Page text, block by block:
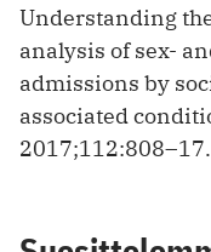
Understanding
analysis of sex-
admissions by
associated
2017;112:808–17.